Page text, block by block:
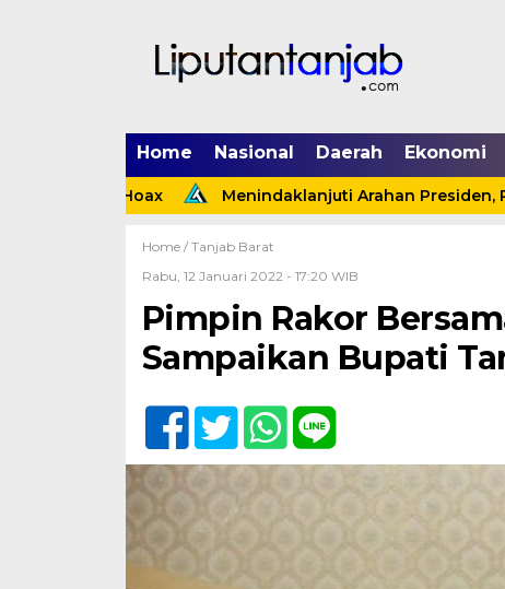
Home Nasional Daerah Ekonomi
Menindaklanjuti Arahan Presiden, Polsek
Home / Tanjab Barat
Rabu, 12 Januari 2022 - 17:20 WIB
Pimpin Rakor
Sampaikan Bupati